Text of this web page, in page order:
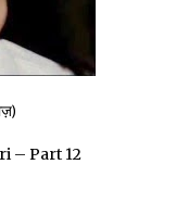
– Part 12